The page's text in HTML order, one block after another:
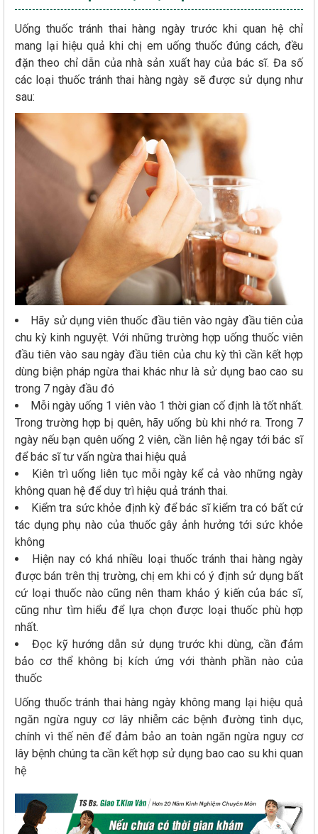
Uống thuốc tránh thai hàng ngày trước khi quan hệ chỉ
mang lại hiệu quả khi chị em uống thuốc đúng cách, đều
đặn theo chỉ dẫn của nhà sản xuất hay của bác sĩ. Đa số
các loại thuốc tránh thai hàng ngày sẽ được sử dụng như
sau:
Hãy sử dụng viên thuốc đầu tiên vào ngày đầu tiên của
chu kỳ kinh nguyệt. Với những trường hợp uống thuốc viên
đầu tiên vào sau ngày đầu tiên của chu kỳ thì cần kết hợp
dùng biện pháp ngừa thai khác như là sử dụng bao cao su
trong 7 ngày đầu đó
Mỗi ngày uống 1 viên vào 1 thời gian cố định là tốt nhất.
Trong trường hợp bị quên, hãy uống bù khi nhớ ra. Trong 7
ngày nếu bạn quên uống 2 viên, cần liên hệ ngay tới bác sĩ
để bác sĩ tư vấn ngừa thai hiệu quả
Kiên trì uống liên tục mỗi ngày kể cả vào những ngày
không quan hệ để duy trì hiệu quả tránh thai.
Kiểm tra sức khỏe định kỳ để bác sĩ kiểm tra có bất cứ
tác dụng phụ nào của thuốc gây ảnh hưởng tới sức khỏe
không
Hiện nay có khá nhiều loại thuốc tránh thai hàng ngày
được bán trên thị trường, chị em khi có ý định sử dụng bất
cứ loại thuốc nào cũng nên tham khảo ý kiến của bác sĩ,
cũng như tìm hiểu để lựa chọn được loại thuốc phù hợp
nhất.
Đọc kỹ hướng dẫn sử dụng trước khi dùng, cần đảm
bảo cơ thể không bị kích ứng với thành phần nào của
thuốc
Uống thuốc tránh thai hàng ngày không mang lại hiệu quả
ngăn ngừa nguy cơ lây nhiễm các bệnh đường tình dục,
chính vì thế nên để đảm bảo an toàn ngăn ngừa nguy cơ
lây bệnh chúng ta cần kết hợp sử dụng bao cao su khi quan
hệ